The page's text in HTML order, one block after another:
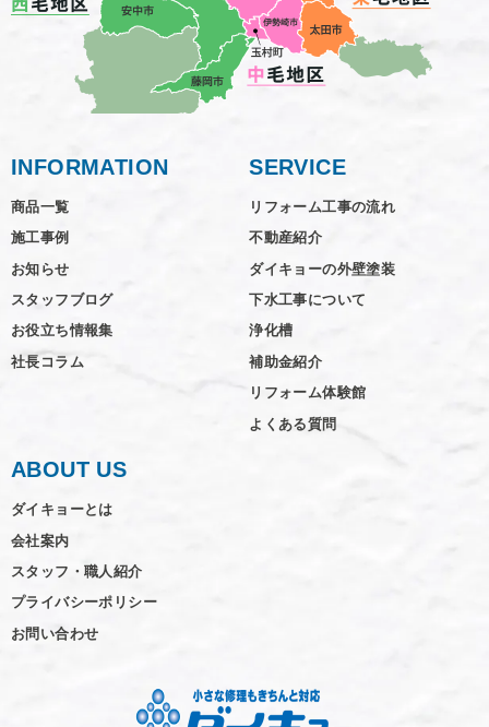
INFORMATION
商品一覧
施工事例
お知らせ
スタッフブログ
お役立ち情報集
社長コラム
SERVICE
リフォーム工事の流れ
不動産紹介
ダイキョーの外壁塗装
下水工事について
浄化槽
補助金紹介
リフォーム体験館
よくある質問
ABOUT US
ダイキョーとは
会社案内
スタッフ・職人紹介
プライバシーポリシー
お問い合わせ